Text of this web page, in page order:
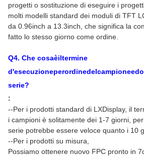
progetti o sostituzione di eseguire i
molti modelli standard dei moduli di TFT
da 0.96inch a 13.3inch, che significa la
fatto lo stesso giorno come ordine.
Q4. Che cosaèiltermine
serie?
:
--Per i prodotti standard di LXDisplay, il
i campioni è solitamente dei 1-7 giorni,
serie potrebbe essere veloce quanto i 10
--Per i prodotti su misura,
Possiamo ottenere nuovo FPC pronto in